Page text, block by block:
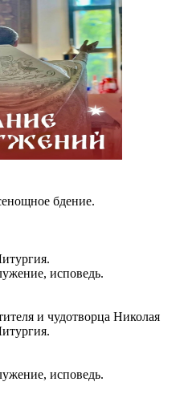
бдение.
исповедь.
и чудотворца Николая
исповедь.